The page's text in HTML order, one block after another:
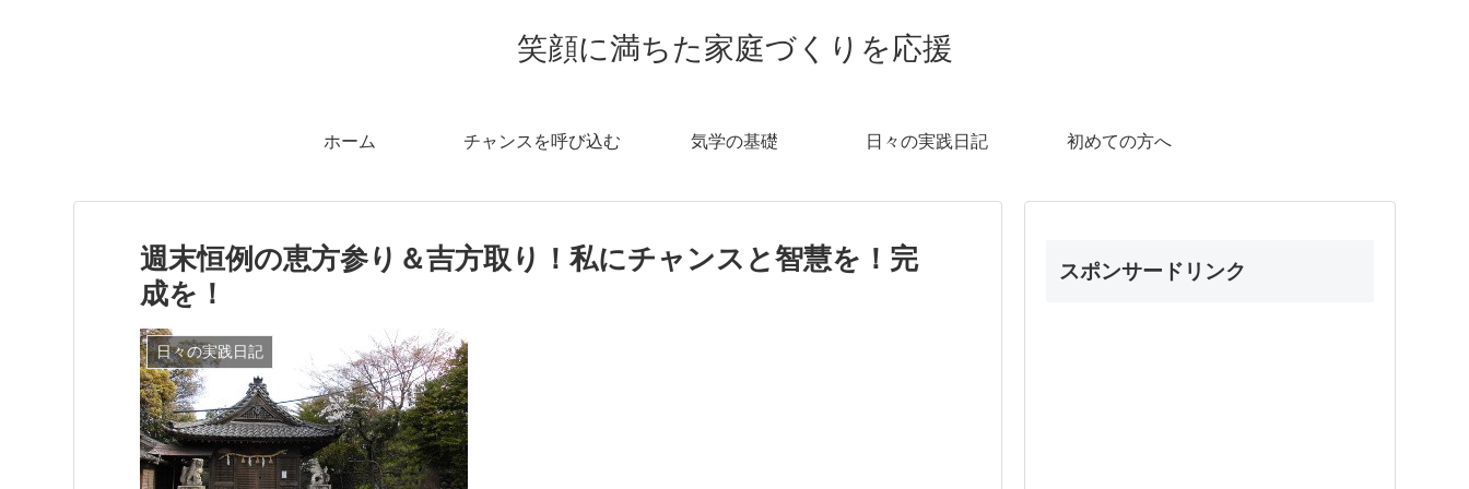
笑顔に満ちた家庭づくりを応援
ホーム チャンスを呼び込む 気学の基礎 日々の実践日記 初めての方へ
週末恒例の恵方参り＆吉方取り！私にチャンスと智慧を！完
成を！
日々の実践日記
スポンサードリンク